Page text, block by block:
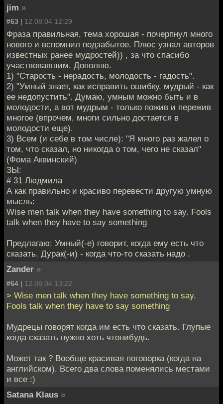
jim »
#63 | 12.08.04 12:29
Фраза правильная, тема хорошая - почерпнул много
нового и вспомнил подзабытое. Плюс узнал авторов
известных ранее мудростей)) , за что спасибо
участвовавшим. Дополню.
1) "Старость - нерадость, молодость - гадость".
2) "Умный знает, как исправить ошибку, мудрый - как
ее недопустить". Думаю, умным можно быть и в
молодости, а вот мудрым - только пожив и пережив
многое (впрочем, многи сильно достается в
молодости еще).
3) Всем (и себе в том числе): "Я много раз жалел о
том, что сказал, но никогда о том, чего не сказал"
(Фома Аквинский)
ЗЫ:
# 31 Людмила
А как правильно и красиво перевести другую умную
мысль:
Wise men talk when they have something to say. Fools
talk when they have to say something
Предлагаю: Умный(-е) говорит, когда ему есть что
сказать. Дурак(-и) - когда что-то сказать надо .
Zander »
#64 | 12.08.04 13:22
> Wise men talk when they have something to say.
Fools talk when they have to say something
Мудрецы говорят когда им есть что сказать. Глупые
когда сказать нужно хоть чтонибудь.
Может так ? Вообще красивая поговорка (когда на
английском). Всего два слова поменялись местами
и все :)
Satana Klaus »